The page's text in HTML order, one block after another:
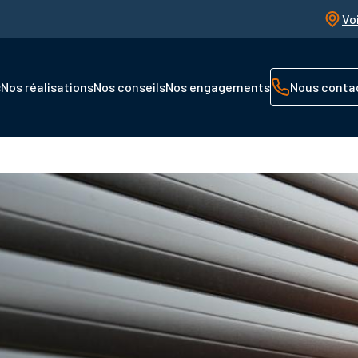
Nos réalisationsNos conseilsNos engagements Nous